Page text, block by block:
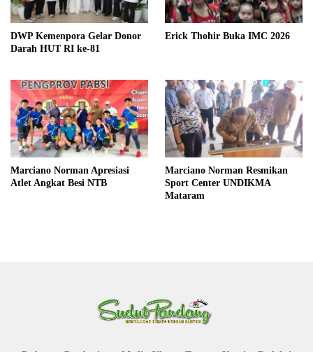
DWP Kemenpora Gelar Donor
Darah HUT RI ke-81
Erick Thohir Buka IMC 2026
Marciano Norman Apresiasi
Atlet Angkat Besi NTB
Marciano Norman Resmikan
Sport Center UNDIKMA
Mataram